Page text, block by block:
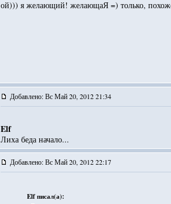
ой))) я желающий! желающаЯ =) только,
Добавлено: Вс Май 20, 2012 21:34
Elf
Лиха беда начало...
Добавлено: Вс Май 20, 2012 22:17
Elf писал(а):